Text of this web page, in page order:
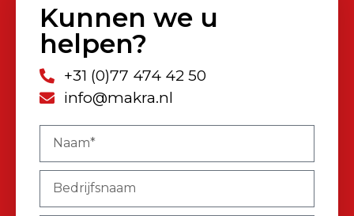
Kunnen we u
helpen?
+31 (0)77 474 42 50
info@makra.nl